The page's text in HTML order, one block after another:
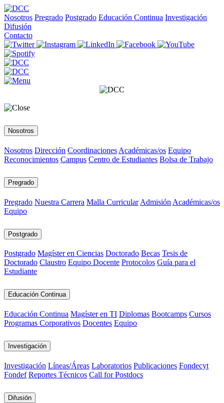
Nosotros Pregrado Postgrado Educación Continua Investigación
Difusión
Contacto
Nosotros
Nosotros Dirección Coordinaciones Académicas/os Equipo
Reconocimientos Campus Centro de Estudiantes Bolsa de Trabajo
Pregrado
Pregrado Nuestra Carrera Malla Curricular Admisión Académicas/os
Equipo
Postgrado
Postgrado Magíster en Ciencias Doctorado Becas Tesis de
Doctorado Claustro Equipo Docente Protocolos Guía para el
Estudiante
Educación Continua
Educación Continua Magíster en TI Diplomas Bootcamps Cursos
Programas Corporativos Docentes Equipo
Investigación
Investigación Líneas/Áreas Laboratorios Publicaciones Fondecyt
Fondef Reportes Técnicos Call for Postdocs
Difusión